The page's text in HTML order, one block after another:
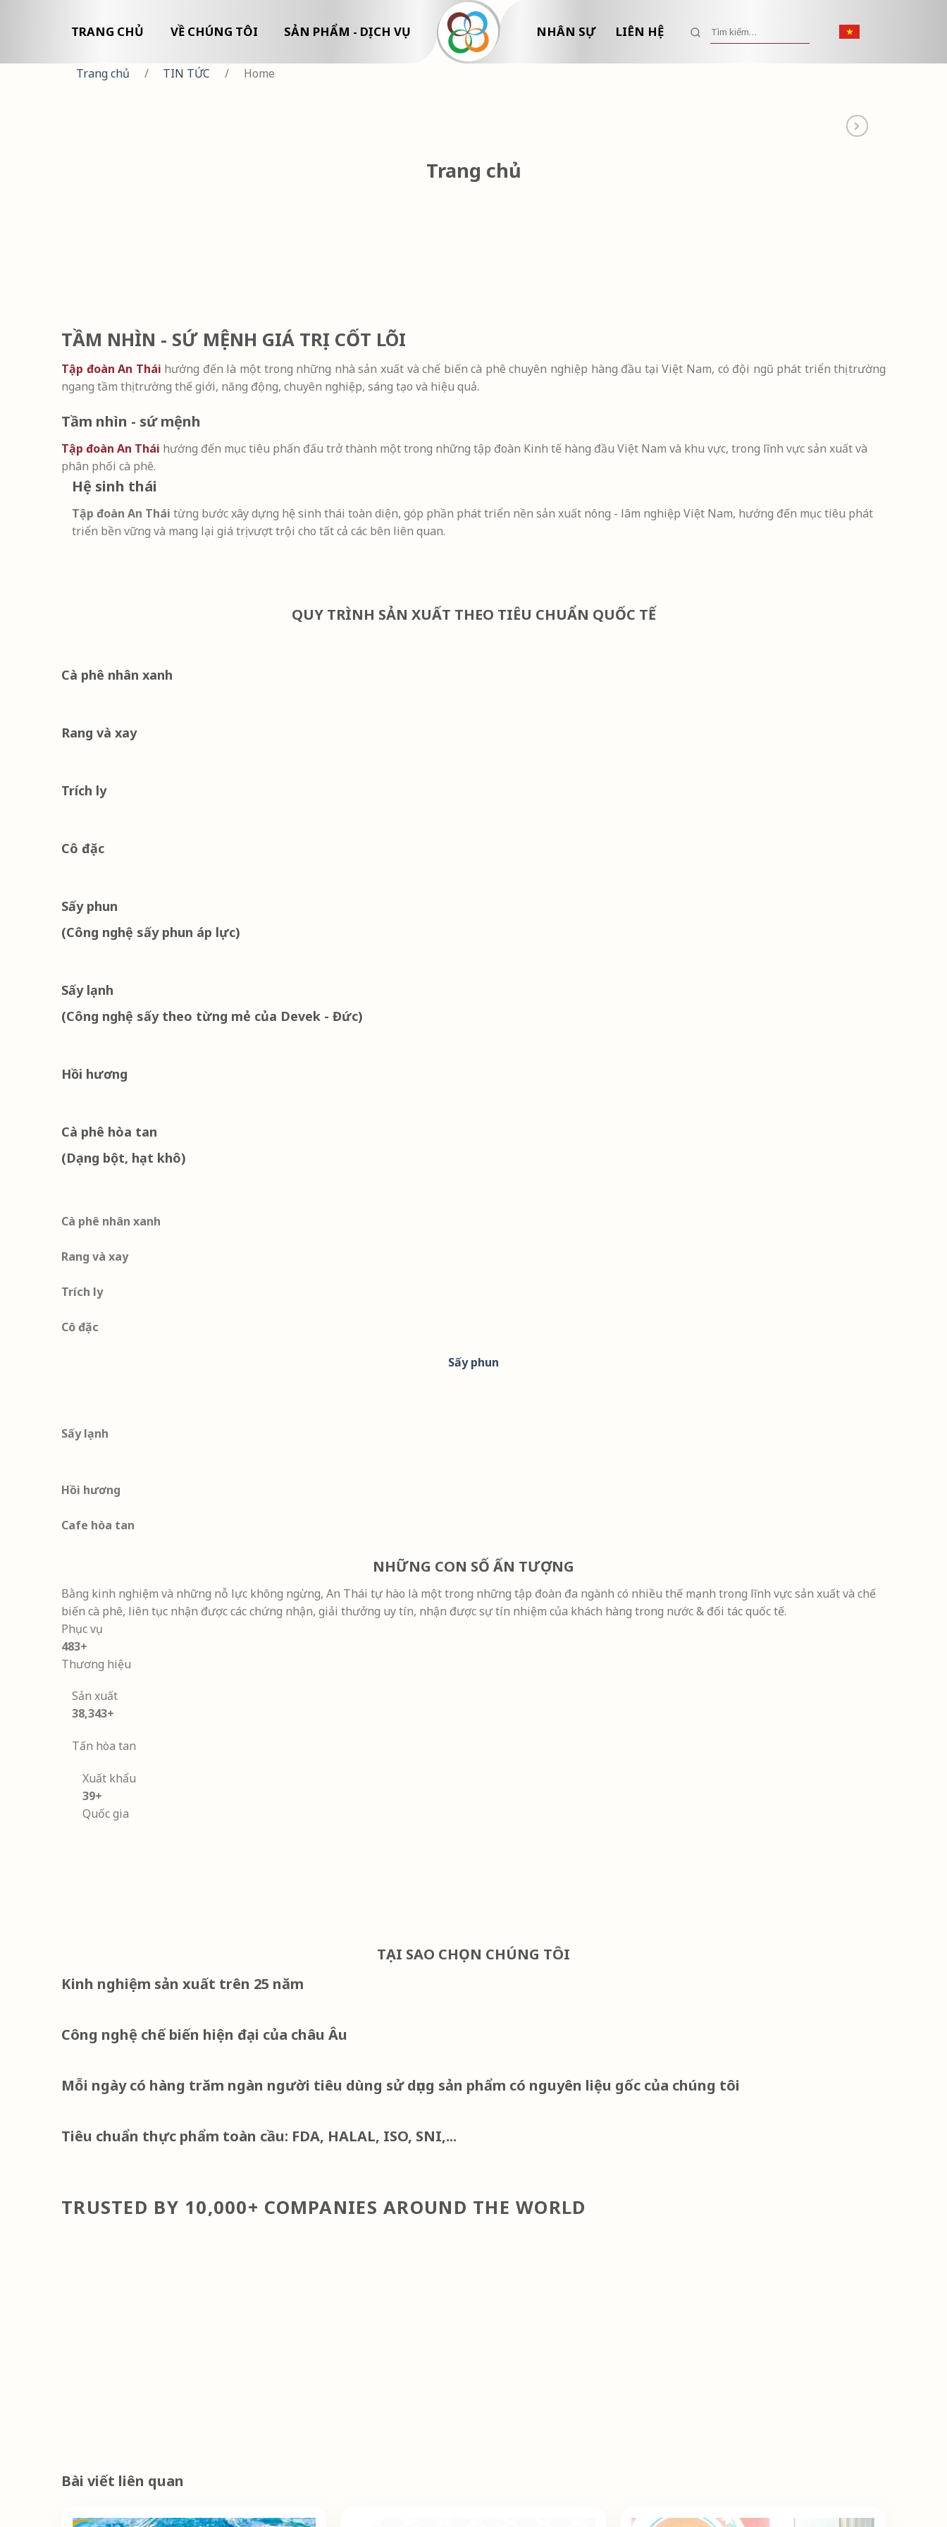
TRANG CHỦ VỀ CHÚNG TÔI SẢN PHẨM - DỊCH VỤ NHÂN SỰ LIÊN HỆ Tìm kiếm:
Trang chủ / TIN TỨC / Home
Trang chủ
TẦM NHÌN - SỨ MỆNH GIÁ TRỊ CỐT LÕI
Tập đoàn An Thái hướng đến là một trong những nhà sản xuất và chế biến cà phê chuyên nghiệp hàng đầu tại Việt Nam, có đội ngũ phát triển thị trường
ngang tầm thị trường thế giới, năng động, chuyên nghiệp, sáng tạo và hiệu quả.
Tầm nhìn - sứ mệnh
Tập đoàn An Thái hướng đến mục tiêu phấn đấu trở thành một trong những tập đoàn Kinh tế hàng đầu Việt Nam và khu vực, trong lĩnh vực sản xuất và
phân phối cà phê.
Hệ sinh thái
Tập đoàn An Thái từng bước xây dựng hệ sinh thái toàn diện, góp phần phát triển nền sản xuất nông - lâm nghiệp Việt Nam, hướng đến mục tiêu phát
triển bền vững và mang lại giá trị vượt trội cho tất cả các bên liên quan.
QUY TRÌNH SẢN XUẤT THEO TIÊU CHUẨN QUỐC TẾ
Cà phê nhân xanh
Rang và xay
Trích ly
Cô đặc
Sấy phun
(Công nghệ sấy phun áp lực)
Sấy lạnh
(Công nghệ sấy theo từng mẻ của Devek - Đức)
Hồi hương
Cà phê hòa tan
(Dạng bột, hạt khô)
Cà phê nhân xanh
Rang và xay
Trích ly
Cô đặc
Sấy phun
Sấy lạnh
Hồi hương
Cafe hòa tan
NHỮNG CON SỐ ẤN TƯỢNG
Bằng kinh nghiệm và những nỗ lực không ngừng, An Thái tự hào là một trong những tập đoàn đa ngành có nhiều thế mạnh trong lĩnh vực sản xuất và chế
biến cà phê, liên tục nhận được các chứng nhận, giải thưởng uy tín, nhận được sự tín nhiệm của khách hàng trong nước & đối tác quốc tế.
Phục vụ
497+
Thương hiệu
Sản xuất
39,978+
Tấn hòa tan
Xuất khẩu
40+
Quốc gia
TẠI SAO CHỌN CHÚNG TÔI
Kinh nghiệm sản xuất trên 25 năm
Công nghệ chế biến hiện đại của châu Âu
Mỗi ngày có hàng trăm ngàn người tiêu dùng sử dụng sản phẩm có nguyên liệu gốc của chúng tôi
Tiêu chuẩn thực phẩm toàn cầu: FDA, HALAL, ISO, SNI,...
TRUSTED BY 10,000+ COMPANIES AROUND THE WORLD
Bài viết liên quan